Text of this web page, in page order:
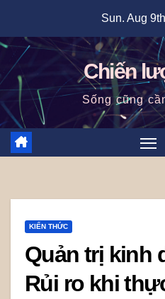
content
Sun. Aug
Chiến
Sống cũng
KIẾN THỨC
Quản trị kinh
Rủi ro khi